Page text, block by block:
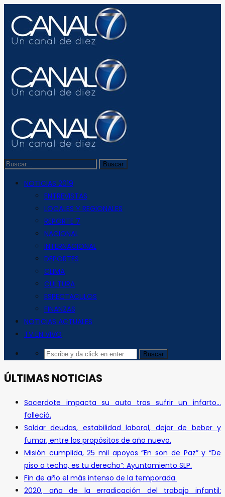
NOTICIAS 2019
ENTREVISTAS
LOCALES Y REGIONALES
REPORTE 7
NACIONAL
INTERNACIONAL
DEPORTES
CLIMA
CULTURA
ESPECTACULOS
FINANZAS
NOTICIAS ACTUALES
TV EN VIVO
ÚLTIMAS NOTICIAS
Sacerdote impacta su auto tras sufrir un infarto…
falleció.
Saldar deudas, estabilidad laboral, dejar de beber y
fumar, entre los propósitos de año nuevo.
Misión cumplida, 25 mil apoyos “En son de Paz” y “De
piso a techo, es tu derecho”: Ayuntamiento SLP.
Fin de año el más intenso de la temporada.
2020, año de la erradicación del trabajo infantil: